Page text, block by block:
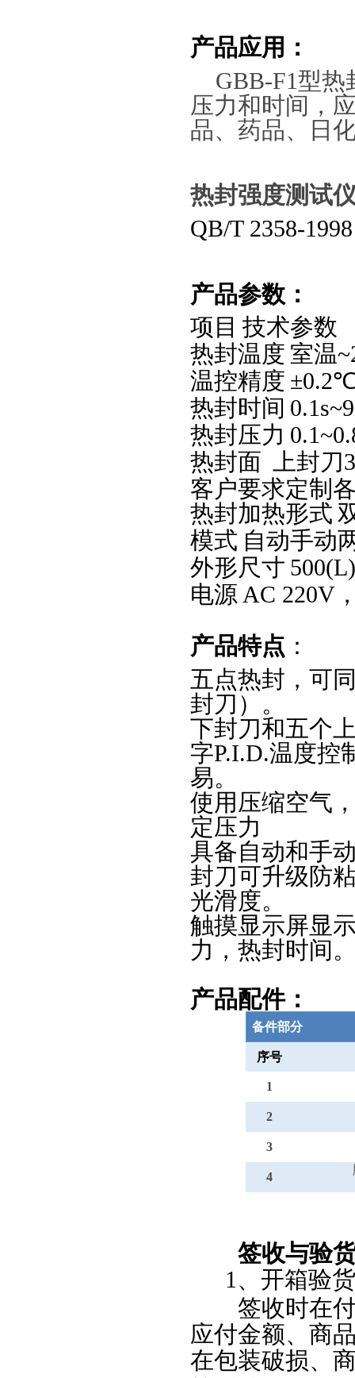
产品应用：
GBB-F1型热
压力和时间，
品、药品、日
热封强度测试
QB/T 2358-
产品参数：
项目 技术参数
热封温度 室温
温控精度 ±0.2
热封时间
热封压力
热封面
上封刀
客户要求定制
热封加热形式
模式 自动手动
外形尺寸
电源 AC 220V
产品特点 ：
五点热封，可
封刀 ） 。
下封刀和五个
字P.I.D.温度控
易。
使用压缩空气
定压力
具备自动和手
封刀可升级防
光滑度。
触摸显示屏显
力，热封时间
产品配件：
备件部分
序号
1
2
3
4
签收与验
1 、开箱验货
签收时在付
应付金额、商
在包装破损、